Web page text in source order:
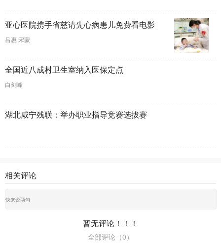
亚心医院携手省慈请先心病患儿免费看电影
吕惠 宋蒙
全国近八成村卫生室纳入医保定点
白剑峰
湖北咸宁残联：举办职业指导竞赛选拔赛
相关评论
暂无评论！！！
全部评论（0）